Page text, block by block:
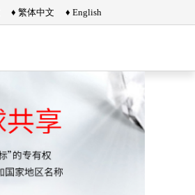
♦ 繁体中文 ♦ English